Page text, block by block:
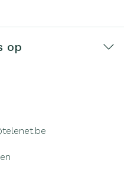
op
telenet.be